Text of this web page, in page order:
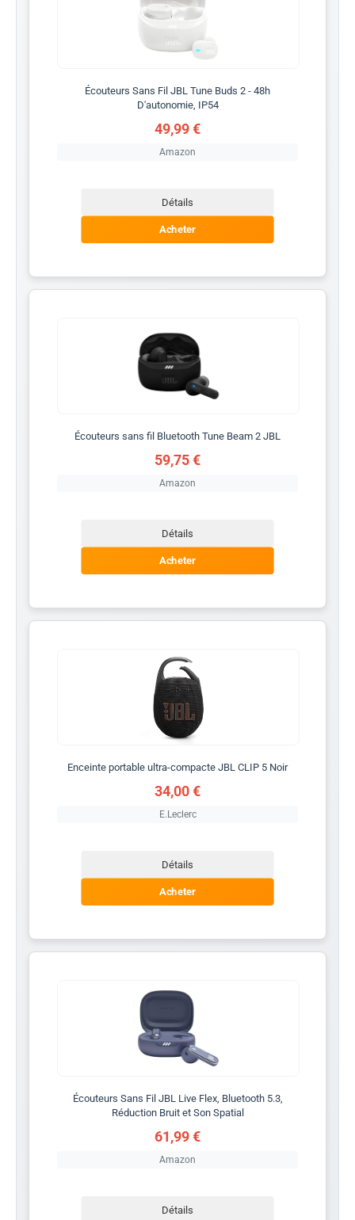
Écouteurs Sans Fil JBL Tune Buds 2 - 48h
D'autonomie, IP54
49,99 €
Amazon
Détails
Acheter
Écouteurs sans fil Bluetooth Tune Beam 2 JBL
59,75 €
Amazon
Détails
Acheter
Enceinte portable ultra-compacte JBL CLIP 5 Noir
34,00 €
E.Leclerc
Détails
Acheter
Écouteurs Sans Fil JBL Live Flex, Bluetooth 5.3,
Réduction Bruit et Son Spatial
61,99 €
Amazon
Détails